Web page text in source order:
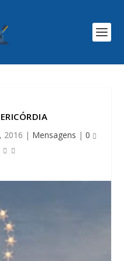
2016 | Mensagens | 0